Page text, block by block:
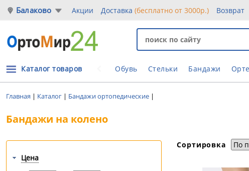
Балаково Акции Доставка (бесплатно от 3000р.) Возврат
Обувь Стельки Бандажи
Каталог товаров
Главная | Каталог | Бандажи ортопедические |
Бандажи на колено
Цена
Сортировка